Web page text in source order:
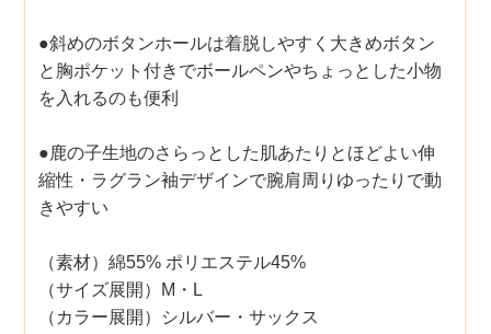
●斜めのボタンホールは着脱しやすく大きめボタン
と胸ポケット付きでボールペンやちょっとした小物
を入れるのも便利
●鹿の子生地のさらっとした肌あたりとほどよい伸
縮性・ラグラン袖デザインで腕肩周りゆったりで動
きやすい
（素材）綿55% ポリエステル45%
（サイズ展開）M・L
（カラー展開）シルバー・サックス